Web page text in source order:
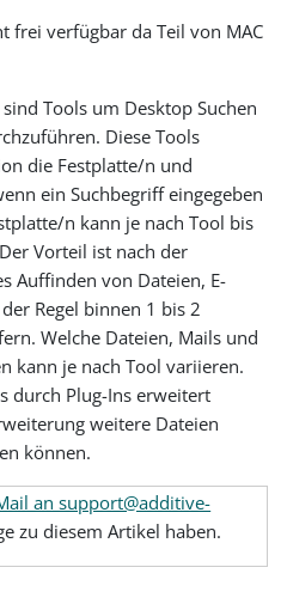
frei verfügbar da Teil von MAC
Tools um Desktop Suchen
Diese Tools
die Festplatte/n und
ein Suchbegriff eingegeben
n kann je nach Tool bis
Vorteil ist nach der
Auffinden von Dateien, E-
Regel binnen 1 bis 2
Welche Dateien, Mails und
kann je nach Tool variieren.
durch Plug-Ins erweitert
weitere Dateien
können.
an support@additive-
zu diesem Artikel haben.